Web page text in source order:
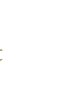
UND WO WIR